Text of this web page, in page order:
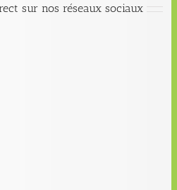
sur nos réseaux sociaux